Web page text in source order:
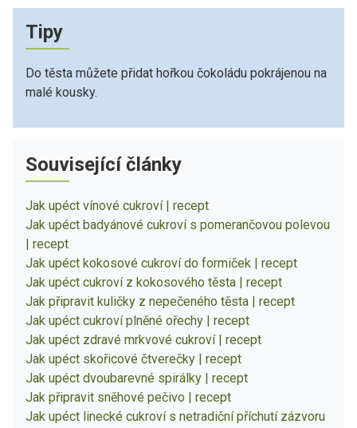
Tipy
Do těsta můžete přidat hořkou čokoládu pokrájenou na
malé kousky.
Související články
Jak upéct vínové cukroví | recept
Jak upéct badyánové cukroví s pomerančovou polevou
| recept
Jak upéct kokosové cukroví do formiček | recept
Jak upéct cukroví z kokosového těsta | recept
Jak připravit kuličky z nepečeného těsta | recept
Jak upéct cukroví plněné ořechy | recept
Jak upéct zdravé mrkvové cukroví | recept
Jak upéct skořicové čtverečky | recept
Jak upéct dvoubarevné spirálky | recept
Jak připravit sněhové pečivo | recept
Jak upéct linecké cukroví s netradiční příchutí zázvoru